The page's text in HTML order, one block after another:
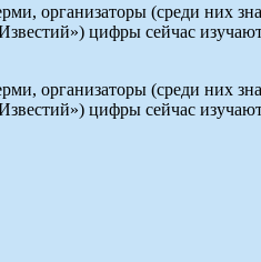
организаторы (среди них
цифры сейчас
организаторы (среди них
цифры сейчас